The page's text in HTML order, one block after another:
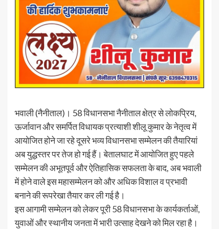
​भवाली (नैनीताल)। 58 विधानसभा नैनीताल क्षेत्र से लोकप्रिय,
ऊर्जावान और समर्पित विधायक प्रत्याशी शीलू कुमार के नेतृत्व में
आयोजित होने जा रहे दूसरे भव्य विधानसभा सम्मेलन की तैयारियां
अब युद्धस्तर पर तेज हो गई हैं। बेतालघाट में आयोजित हुए पहले
सम्मेलन की अभूतपूर्व और ऐतिहासिक सफलता के बाद, अब भवाली
में होने वाले इस महासम्मेलन को और अधिक विशाल व प्रभावी
बनाने की रूपरेखा तैयार कर ली गई है।
​इस आगामी सम्मेलन को लेकर पूरी 58 विधानसभा के कार्यकर्ताओं,
युवाओं और स्थानीय जनता में भारी उत्साह देखने को मिल रहा है।